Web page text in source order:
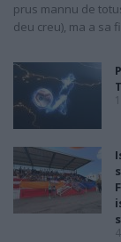
prus mannu de
deu creu), ma a sa